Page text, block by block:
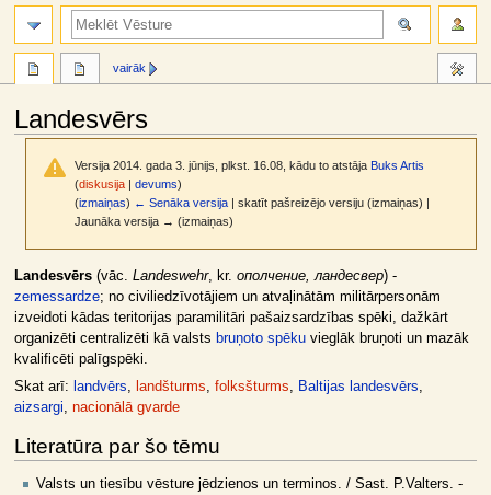
Landesvērs
Versija 2014. gada 3. jūnijs, plkst. 16.08, kādu to atstājaBuks Artis
(diskusija |devums)
(izmaiņas) ← Senāka versija | skatīt pašreizējo versiju (izmaiņas) |
Jaunāka versija → (izmaiņas)
Jump
to
navigation
Jump
to
search
Landesvērs(vāc. Landeswehr, kr. ополчение, ландесвер) -
zemessardze; no civiliedzīvotājiem un atvaļinātām militārpersonām
izveidoti kādas teritorijas paramilitāri pašaizsardzības spēki, dažkārt
organizēti centralizēti kā valsts bruņoto spēkuvieglāk bruņoti un mazāk
kvalificēti palīgspēki.
Skat arī: landvērs, landšturms, folksšturms, Baltijas landesvērs,
aizsargi, nacionālā gvarde
Literatūra par šo tēmu
Valsts un tiesību vēsture jēdzienos un terminos. / Sast. P.Valters. -
vairāk
meklēt